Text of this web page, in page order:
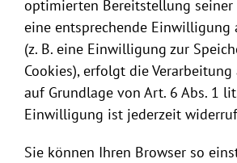
optimierten Bereitstellung seiner
eine entsprechende Einwilligung
(z. B. eine Einwilligung zur
Cookies), erfolgt die
auf Grundlage von Art. 6 Abs. 1
Einwilligung ist jederzeit
Sie können Ihren Browser so